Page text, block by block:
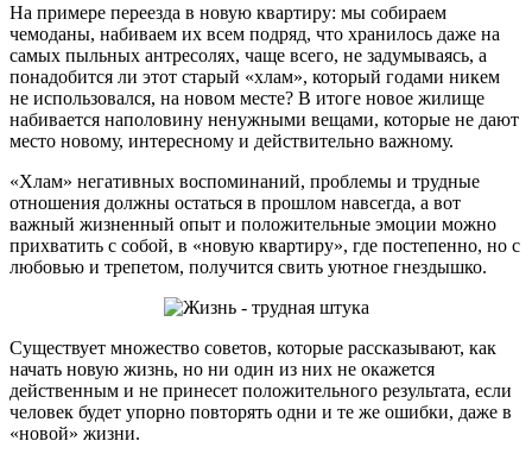
На примере переезда в новую квартиру: мы собираем
чемоданы, набиваем их всем подряд, что хранилось даже на
самых пыльных антресолях, чаще всего, не задумываясь, а
понадобится ли этот старый «хлам», который годами никем
не использовался, на новом месте? В итоге новое жилище
набивается наполовину ненужными вещами, которые не дают
место новому, интересному и действительно важному.
«Хлам» негативных воспоминаний, проблемы и трудные
отношения должны остаться в прошлом навсегда, а вот
важный жизненный опыт и положительные эмоции можно
прихватить с собой, в «новую квартиру», где постепенно, но с
любовью и трепетом, получится свить уютное гнездышко.
Существует множество советов, которые рассказывают, как
начать новую жизнь, но ни один из них не окажется
действенным и не принесет положительного результата, если
человек будет упорно повторять одни и те же ошибки, даже в
«новой» жизни.